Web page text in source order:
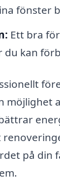
fönster
Ett bra
kan
möjlighet
på din